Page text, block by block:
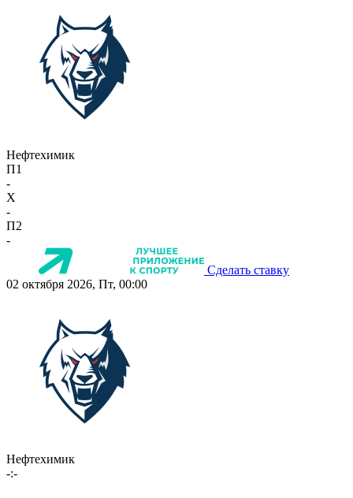
Нефтехимик
П1
-
X
-
П2
-
Сделать ставку
02 октября 2026, Пт, 00:00
Нефтехимик
-:-